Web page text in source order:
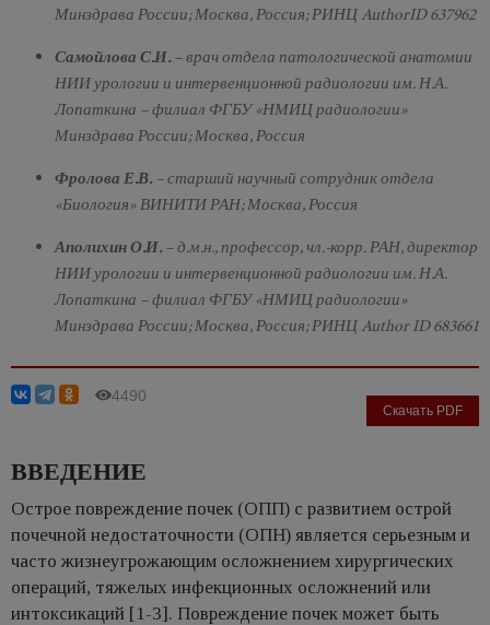
Минздрава России; Москва, Россия; РИНЦ AuthorID 637962
Самойлова С.И. – врач отдела патологической анатомии
НИИ урологии и интервенционной радиологии им. Н.А.
Лопаткина – филиал ФГБУ «НМИЦ радиологии»
Минздрава России; Москва, Россия
Фролова Е.В. – старший научный сотрудник отдела
«Биология» ВИНИТИ РАН; Москва, Россия
Аполихин О.И. – д.м.н., профессор, чл.-корр. РАН, директор
НИИ урологии и интервенционной радиологии им. Н.А.
Лопаткина – филиал ФГБУ «НМИЦ радиологии»
Минздрава России; Москва, Россия; РИНЦ Author ID 683661
4490
Скачать PDF
ВВЕДЕНИЕ
Острое повреждение почек (ОПП) с развитием острой
почечной недостаточности (ОПН) является серьезным и
часто жизнеугрожающим осложнением хирургических
операций, тяжелых инфекционных осложнений или
интоксикаций [1-3]. Повреждение почек может быть